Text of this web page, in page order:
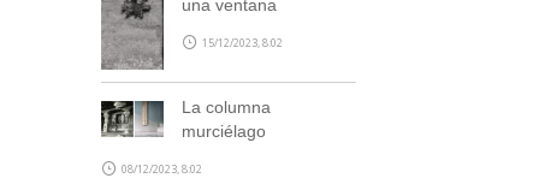
una ventana
15/12/2023, 8:02
La columna
murciélago
08/12/2023, 8:02